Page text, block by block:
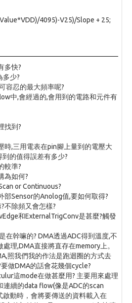
4095)-V25)/Slope + 25;
多快?
多少?
容忍的最大頻率呢?
中,會經過的,會用到的電路和元件有
找到?
時,三用電表在pin腳上量到的電壓大
的值得誤差有多少?
較準?
為如何?
or Continuous?
部Sensor的Anolog值,要如何取得?
不除頻又會怎樣?
和ExternalTrigConv是甚麼?觸發
在幹嘛的? DMA透過ADC得到溫度,不
處理,DMA直接將直存在memory上。
照我們我的作法是跑迴圈的方式去
做DMA的話會花幾個cycle?
這mode在做甚麼用? 主要用來處理
續的data flow(像是ADC的scan
啟動時，會將要傳送的資料載入在